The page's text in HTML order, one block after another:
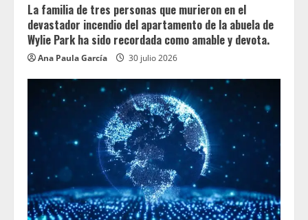
La familia de tres personas que murieron en el
devastador incendio del apartamento de la abuela de
Wylie Park ha sido recordada como amable y devota.
Ana Paula García 30 julio 2026